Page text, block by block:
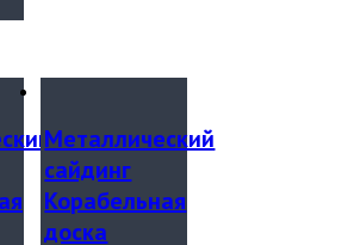
Металлический
сайдинг
Корабельная
доска